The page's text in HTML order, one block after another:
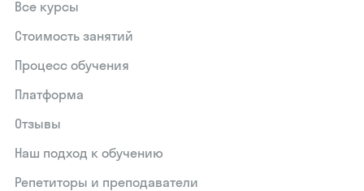
Все курсы
Стоимость занятий
Процесс обучения
Платформа
Отзывы
Наш подход к обучению
Репетиторы и преподаватели